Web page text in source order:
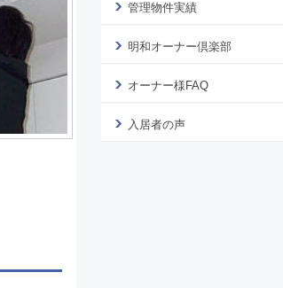
管理物件実績
明和オーナー倶楽部
オーナー様FAQ
入居者の声